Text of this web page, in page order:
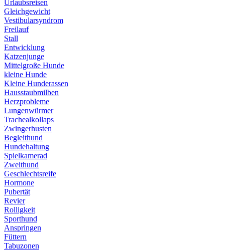
Urlaubsreisen
Gleichgewicht
Vestibularsyndrom
Freilauf
Stall
Entwicklung
Katzenjunge
Mittelgroße Hunde
kleine Hunde
Kleine Hunderassen
Hausstaubmilben
Herzprobleme
Lungenwürmer
Trachealkollaps
Zwingerhusten
Begleithund
Hundehaltung
Spielkamerad
Zweithund
Geschlechtsreife
Hormone
Pubertät
Revier
Rolligkeit
Sporthund
Anspringen
Füttern
Tabuzonen